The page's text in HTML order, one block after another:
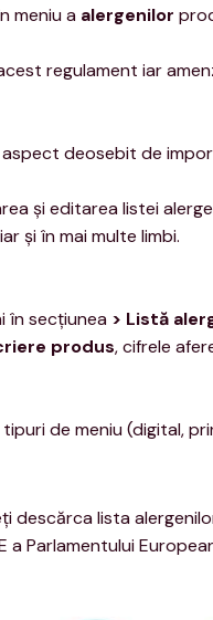
meniu a alergenilor
regulament iar
deosebit de
şi editarea listei
şi în mai multe limbi.
în secţiunea > Listă
produs, cifrele
de meniu (digital,
descărca lista
Parlamentului